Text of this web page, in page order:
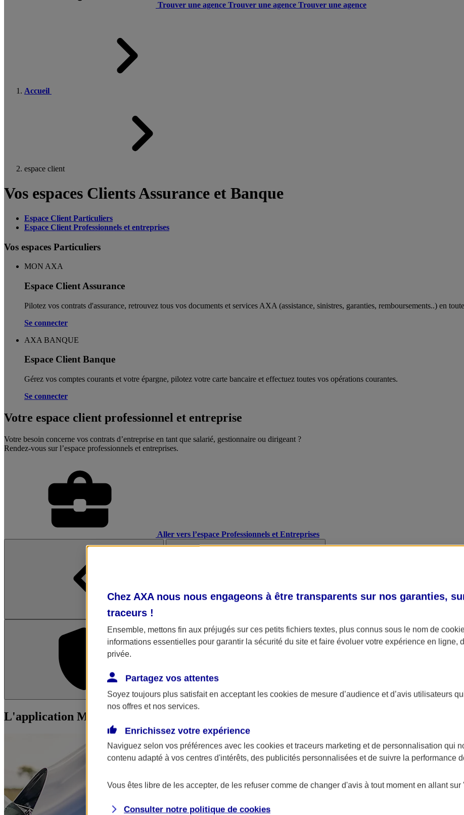
Trouver une agence Trouver une agence Trouver une agence
Accueil
espace client
Vos espaces Clients Assurance et Banque
Espace Client Particuliers
Espace Client Professionnels et entreprises
Vos espaces Particuliers
MON AXA
Espace Client Assurance
Pilotez vos contrats d'assurance, retrouvez tous vos documents et services AXA (assistance, sinistres, garanties, remboursements..) en
Se connecter
AXA BANQUE
Espace Client Banque
Gérez vos comptes courants et votre épargne, pilotez votre carte bancaire et effectuez toutes vos opérations courantes.
Se connecter
Votre espace client professionnel et entreprise
Votre besoin concerne vos contrats d’entreprise en tant que salarié, gestionnaire ou dirigeant ?
Rendez-vous sur l’espace professionnels et entreprises.
Aller vers l’espace Professionnels et Entreprises
L'application Mon AXA Assurance L'application
L'application Mon AXA Assurance, tous vos contrats en poche !
Chez AXA nous nous engageons à être transparents sur nos garanties,
traceurs !
Ensemble, mettons fin aux préjugés sur ces petits fichiers textes, plus connus sous le nom de
informations essentielles pour garantir la sécurité du site et faire évoluer votre expérience en ligne,
privée.
Partagez vos attentes
Soyez toujours plus satisfait en acceptant les cookies de mesure d’audience et d’avis utilisateurs
nos offres et nos services.
Enrichissez votre expérience
Naviguez selon vos préférences avec les cookies et traceurs marketing et de personnalisation qui
contenu adapté à vos centres d'intérêts, des publicités personnalisées et de suivre la performance
Vous êtes libre de les accepter, de les refuser comme de changer d'avis à tout moment en allant sur
Consulter notre politique de cookies